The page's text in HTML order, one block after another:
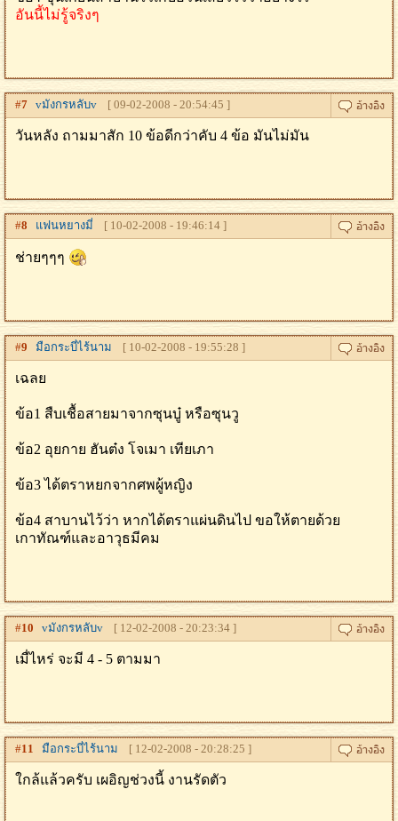
อันนี้ไม่รู้จริงๆ
#7 vมังกรหลับv [ 09-02-2008 - 20:54:45 ]
วันหลัง ถามมาสัก 10 ข้อดีกว่าคับ 4 ข้อ มันไม่มัน
#8 แฟนหยางมี่ [ 10-02-2008 - 19:46:14 ]
ช่ายๆๆๆ
#9 มือกระบี่ไร้นาม [ 10-02-2008 - 19:55:28 ]
เฉลย
ข้อ1 สืบเชื้อสายมาจากซุนบู๋ หรือซุนวู
ข้อ2 อุยกาย ฮันต๋ง โจเมา เทียเภา
ข้อ3 ได้ตราหยกจากศพผู้หญิง
ข้อ4 สาบานไว้ว่า หากได้ตราแผ่นดินไป ขอให้ตายด้วย
เกาทัณฑ์และอาวุธมีคม
#10 vมังกรหลับv [ 12-02-2008 - 20:23:34 ]
เมื่ไหร่ จะมี 4 - 5 ตามมา
#11 มือกระบี่ไร้นาม [ 12-02-2008 - 20:28:25 ]
ใกล้แล้วครับ เผอิญช่วงนี้ งานรัดตัว